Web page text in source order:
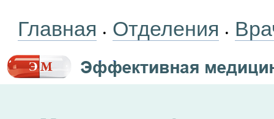
Главная • Отделения •